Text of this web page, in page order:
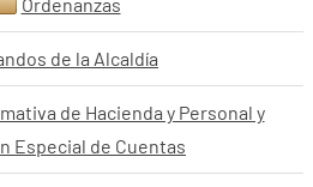
de la Alcaldía
de Hacienda y Personal y
Especial de Cuentas